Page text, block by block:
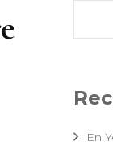
En